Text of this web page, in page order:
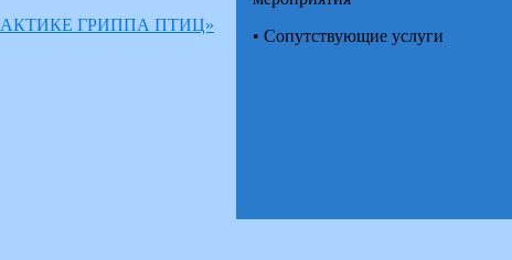
ГРИППА ПТИЦ»
• Сопутствующие услуги